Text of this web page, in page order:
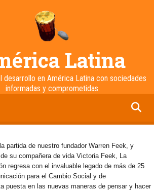
Latina
desarrollo en América Latina con sociedades
informadas y comprometidas
partida de nuestro fundador Warren Feek, y
su compañera de vida Victoria Feek, La
regresa con el invaluable legado de más de 25
para el Cambio Social y de
puesta en las nuevas maneras de pensar y hacer